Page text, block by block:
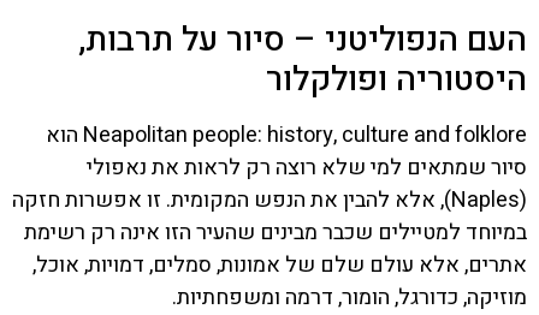
העם הנפוליטני – סיור על תרבות,
היסטוריה ופולקלור
Neapolitan people: history, culture and folklore הוא
סיור שמתאים למי שלא רוצה רק לראות את נאפולי
(Naples), אלא להבין את הנפש המקומית. זו אפשרות חזקה
במיוחד למטיילים שכבר מבינים שהעיר הזו אינה רק רשימת
אתרים, אלא עולם שלם של אמונות, סמלים, דמויות, אוכל,
מוזיקה, כדורגל, הומור, דרמה ומשפחתיות.